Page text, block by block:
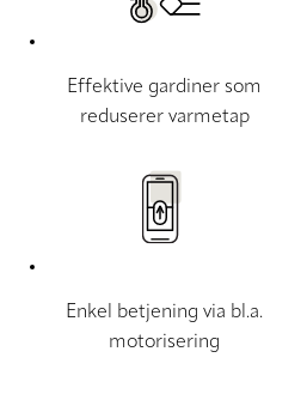
Effektive gardiner som
reduserer varmetap
Enkel betjening via bl.a.
motorisering